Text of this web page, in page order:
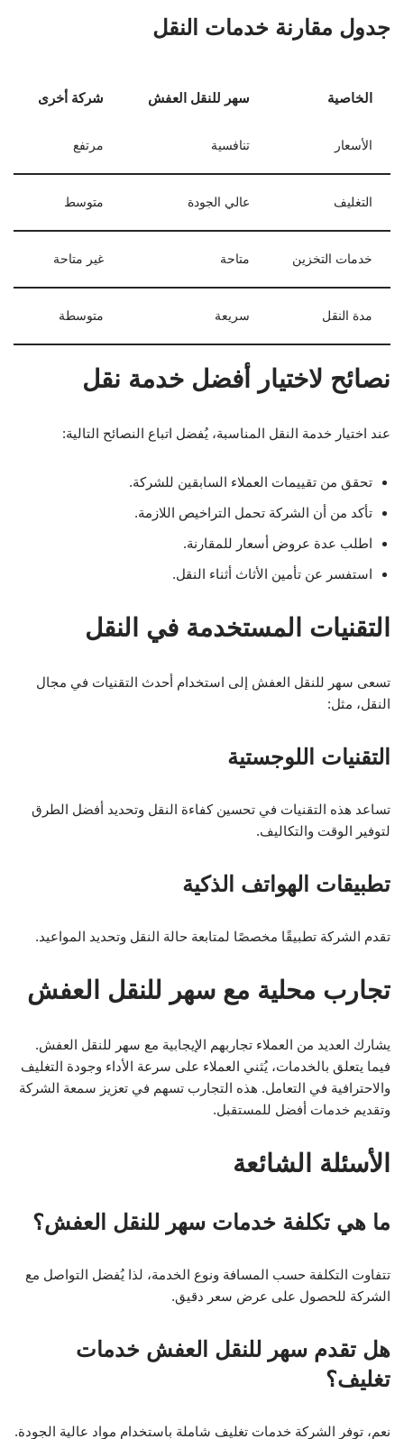
جدول مقارنة خدمات النقل
الخاصية سهر للنقل العفش شركة أخرى
الأسعار تنافسية مرتفع
التغليف عالي الجودة متوسط
خدمات التخزين متاحة غير متاحة
مدة النقل سريعة متوسطة
نصائح لاختيار أفضل خدمة نقل
عند اختيار خدمة النقل المناسبة، يُفضل اتباع النصائح التالية:
تحقق من تقييمات العملاء السابقين للشركة.
تأكد من أن الشركة تحمل التراخيص اللازمة.
اطلب عدة عروض أسعار للمقارنة.
استفسر عن تأمين الأثاث أثناء النقل.
التقنيات المستخدمة في النقل
تسعى سهر للنقل العفش إلى استخدام أحدث التقنيات في مجال
النقل، مثل:
التقنيات اللوجستية
تساعد هذه التقنيات في تحسين كفاءة النقل وتحديد أفضل الطرق
لتوفير الوقت والتكاليف.
تطبيقات الهواتف الذكية
تقدم الشركة تطبيقًا مخصصًا لمتابعة حالة النقل وتحديد المواعيد.
تجارب محلية مع سهر للنقل العفش
يشارك العديد من العملاء تجاربهم الإيجابية مع سهر للنقل العفش.
فيما يتعلق بالخدمات، يُثني العملاء على سرعة الأداء وجودة التغليف
والاحترافية في التعامل. هذه التجارب تسهم في تعزيز سمعة الشركة
وتقديم خدمات أفضل للمستقبل.
الأسئلة الشائعة
ما هي تكلفة خدمات سهر للنقل العفش؟
تتفاوت التكلفة حسب المسافة ونوع الخدمة، لذا يُفضل التواصل مع
الشركة للحصول على عرض سعر دقيق.
هل تقدم سهر للنقل العفش خدمات
تغليف؟
نعم، توفر الشركة خدمات تغليف شاملة باستخدام مواد عالية الجودة.